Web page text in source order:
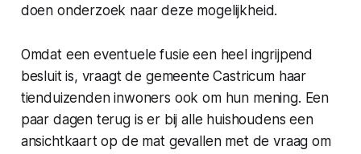
doen onderzoek naar deze mogelijkheid.
Omdat een eventuele fusie een heel ingrijpend
besluit is, vraagt de gemeente Castricum haar
tienduizenden inwoners ook om hun mening. Een
paar dagen terug is er bij alle huishoudens een
ansichtkaart op de mat gevallen met de vraag om